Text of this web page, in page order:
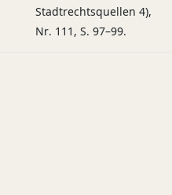
Stadtrechtsquellen 4),
Nr. 111, S. 97–99.